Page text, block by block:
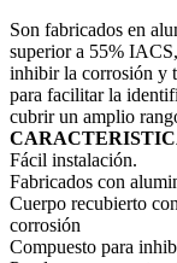
Son fabricados en
superior a 55%
inhibir la corrosión y
para facilitar la
cubrir un amplio
Fácil instalación.
Fabricados con
Cuerpo recubierto
corrosión
Compuesto para